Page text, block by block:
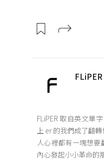
FLiPER
FLiPER 取自英文單
上 er 的我們成了翻
人心裡都有一塊想
內心發起小小革命的